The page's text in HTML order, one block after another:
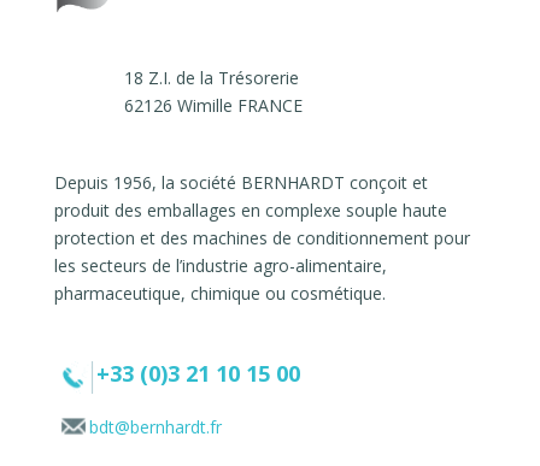
18 Z.I. de la Trésorerie
62126 Wimille FRANCE
Depuis 1956, la société BERNHARDT conçoit et
produit des emballages en complexe souple haute
protection et des machines de conditionnement pour
les secteurs de l’industrie agro-alimentaire,
pharmaceutique, chimique ou cosmétique.
+33 (0)3 21 10 15 00
bdt@bernhardt.fr